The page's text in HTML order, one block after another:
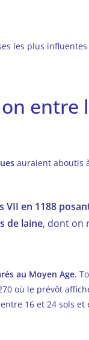
les plus
entre
auraient aboutis
en 1188
de laine, dont on
au Moyen Age.
où le prévôt
16 et 24 sols et